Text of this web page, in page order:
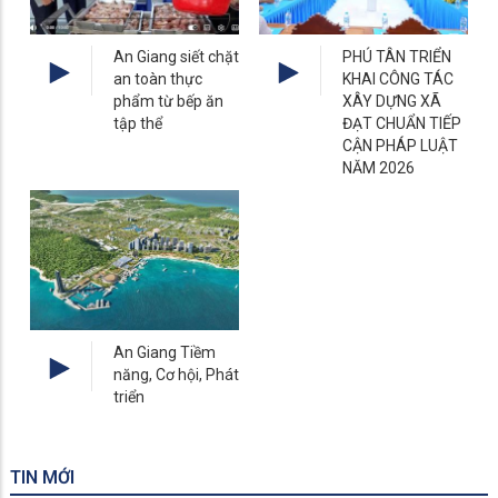
An Giang siết chặt
an toàn thực
phẩm từ bếp ăn
tập thể
PHÚ TÂN TRIỂN
KHAI CÔNG TÁC
XÂY DỰNG XÃ
ĐẠT CHUẨN TIẾP
CẬN PHÁP LUẬT
NĂM 2026
An Giang Tiềm
năng, Cơ hội, Phát
triển
TIN MỚI